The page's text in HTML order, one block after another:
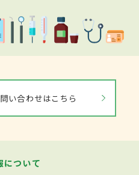
い合わせはこちら
について